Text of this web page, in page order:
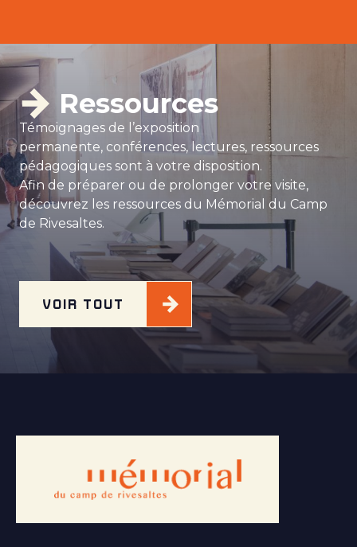
Ressources
Témoignages de l’exposition
permanente, conférences, lectures, ressources
pédagogiques sont à votre disposition.
Afin de préparer ou de prolonger votre visite,
découvrez les ressources du Mémorial du Camp
de Rivesaltes.
VOIR TOUT